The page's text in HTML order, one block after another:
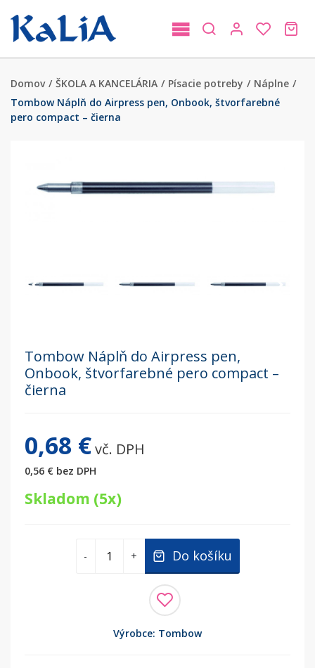
Domov / ŠKOLA A KANCELÁRIA / Písacie potreby / Náplne /
Tombow Náplň do Airpress pen, Onbook, štvorfarebné
pero compact – čierna
Tombow Náplň do Airpress pen,
Onbook, štvorfarebné pero compact –
čierna
0,68 €vč. DPH
0,56 € bez DPH
Skladom (5x)
- + Do košíku
Výrobce: Tombow